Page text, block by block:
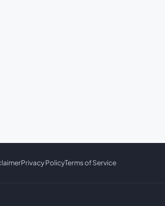
Privacy PolicyTerms of Service